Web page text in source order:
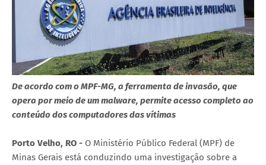
De acordo com o MPF-MG, a ferramenta de invasão, que
opera por meio de um malware, permite acesso completo ao
conteúdo dos computadores das vítimas
Porto Velho, RO - O Ministério Público Federal (MPF) de
Minas Gerais está conduzindo uma investigação sobre a